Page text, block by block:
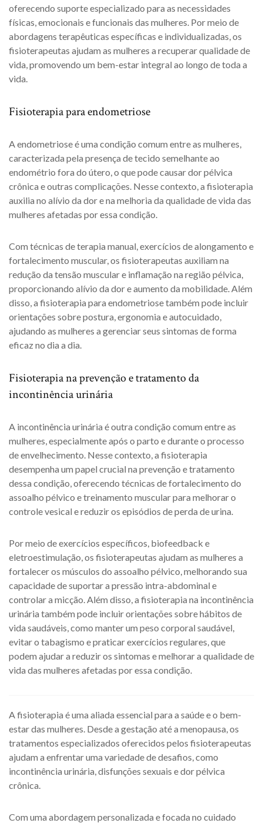
oferecendo suporte especializado para as necessidades
físicas, emocionais e funcionais das mulheres. Por meio de
abordagens terapêuticas específicas e individualizadas, os
fisioterapeutas ajudam as mulheres a recuperar qualidade de
vida, promovendo um bem-estar integral ao longo de toda a
vida.
Fisioterapia para endometriose
A endometriose é uma condição comum entre as mulheres,
caracterizada pela presença de tecido semelhante ao
endométrio fora do útero, o que pode causar dor pélvica
crônica e outras complicações. Nesse contexto, a fisioterapia
auxilia no alívio da dor e na melhoria da qualidade de vida das
mulheres afetadas por essa condição.
Com técnicas de terapia manual, exercícios de alongamento e
fortalecimento muscular, os fisioterapeutas auxiliam na
redução da tensão muscular e inflamação na região pélvica,
proporcionando alívio da dor e aumento da mobilidade. Além
disso, a fisioterapia para endometriose também pode incluir
orientações sobre postura, ergonomia e autocuidado,
ajudando as mulheres a gerenciar seus sintomas de forma
eficaz no dia a dia.
Fisioterapia na prevenção e tratamento da
incontinência urinária
A incontinência urinária é outra condição comum entre as
mulheres, especialmente após o parto e durante o processo
de envelhecimento. Nesse contexto, a fisioterapia
desempenha um papel crucial na prevenção e tratamento
dessa condição, oferecendo técnicas de fortalecimento do
assoalho pélvico e treinamento muscular para melhorar o
controle vesical e reduzir os episódios de perda de urina.
Por meio de exercícios específicos, biofeedback e
eletroestimulação, os fisioterapeutas ajudam as mulheres a
fortalecer os músculos do assoalho pélvico, melhorando sua
capacidade de suportar a pressão intra-abdominal e
controlar a micção. Além disso, a fisioterapia na incontinência
urinária também pode incluir orientações sobre hábitos de
vida saudáveis, como manter um peso corporal saudável,
evitar o tabagismo e praticar exercícios regulares, que
podem ajudar a reduzir os sintomas e melhorar a qualidade de
vida das mulheres afetadas por essa condição.
A fisioterapia é uma aliada essencial para a saúde e o bem-
estar das mulheres. Desde a gestação até a menopausa, os
tratamentos especializados oferecidos pelos fisioterapeutas
ajudam a enfrentar uma variedade de desafios, como
incontinência urinária, disfunções sexuais e dor pélvica
crônica.
Com uma abordagem personalizada e focada no cuidado